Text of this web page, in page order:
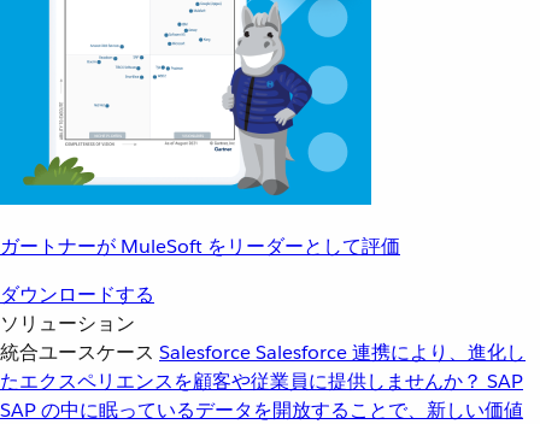
ガートナーが MuleSoft をリーダーとして評価
ダウンロードする
ソリューション
統合ユースケース SalesforceSalesforce 連携により、進化し
たエクスペリエンスを顧客や従業員に提供しませんか？ SAP
SAP の中に眠っているデータを開放することで、新しい価値